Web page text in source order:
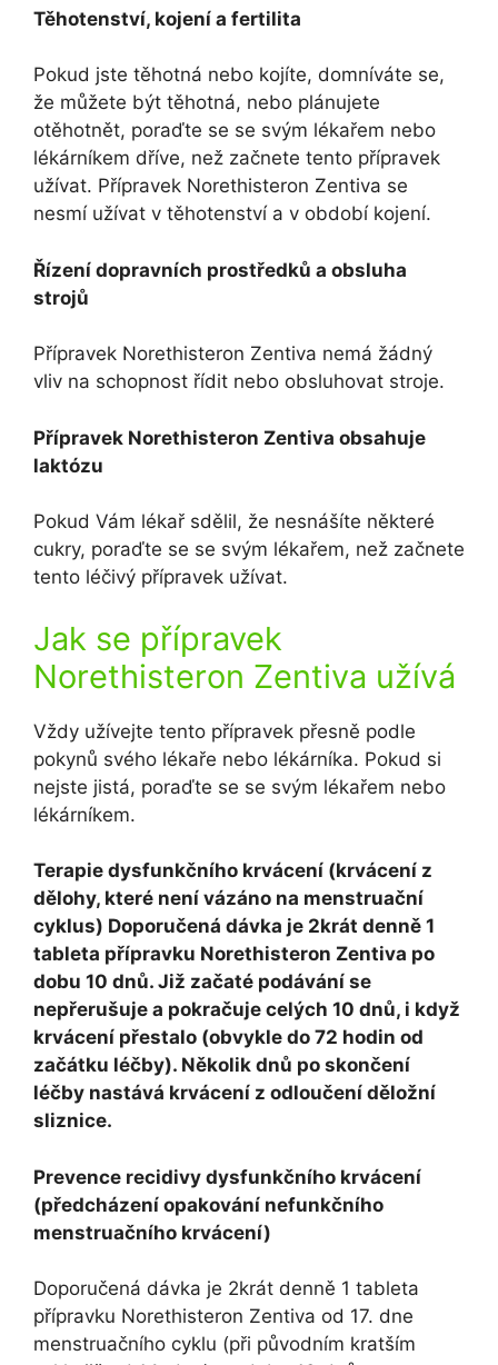
Těhotenství, kojení a fertilita
Pokud jste těhotná nebo kojíte, domníváte se,
že můžete být těhotná, nebo plánujete
otěhotnět, poraďte se se svým lékařem nebo
lékárníkem dříve, než začnete tento přípravek
užívat. Přípravek Norethisteron Zentiva se
nesmí užívat v těhotenství a v období kojení.
Řízení dopravních prostředků a obsluha
strojů
Přípravek Norethisteron Zentiva nemá žádný
vliv na schopnost řídit nebo obsluhovat stroje.
Přípravek Norethisteron Zentiva obsahuje
laktózu
Pokud Vám lékař sdělil, že nesnášíte některé
cukry, poraďte se se svým lékařem, než začnete
tento léčivý přípravek užívat.
Jak se přípravek
Norethisteron Zentiva užívá
Vždy užívejte tento přípravek přesně podle
pokynů svého lékaře nebo lékárníka. Pokud si
nejste jistá, poraďte se se svým lékařem nebo
lékárníkem.
Terapie dysfunkčního krvácení (krvácení z
dělohy, které není vázáno na menstruační
cyklus) Doporučená dávka je 2krát denně 1
tableta přípravku Norethisteron Zentiva po
dobu 10 dnů. Již začaté podávání se
nepřerušuje a pokračuje celých 10 dnů, i když
krvácení přestalo (obvykle do 72 hodin od
začátku léčby). Několik dnů po skončení
léčby nastává krvácení z odloučení děložní
sliznice.
Prevence recidivy dysfunkčního krvácení
(předcházení opakování nefunkčního
menstruačního krvácení)
Doporučená dávka je 2krát denně 1 tableta
přípravku Norethisteron Zentiva od 17. dne
menstruačního cyklu (při původním kratším